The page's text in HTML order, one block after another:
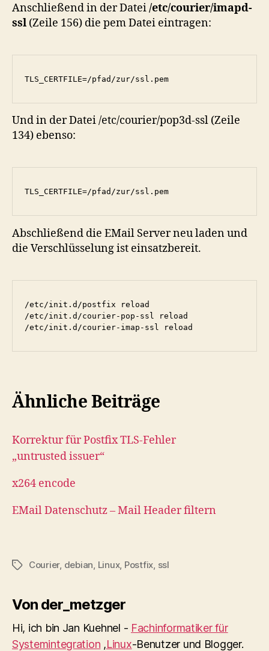
Anschließend in der Datei/etc/courier/imapd-
ssl (Zeile 156) die pem Datei eintragen:
TLS_CERTFILE=/pfad/zur/ssl.pem
Und in der Datei /etc/courier/pop3d-ssl (Zeile
134) ebenso:
TLS_CERTFILE=/pfad/zur/ssl.pem
Abschließend die EMail Server neu laden und
die Verschlüsselung ist einsatzbereit.
/etc/init.d/postfix reload
/etc/init.d/courier-pop-ssl reload
/etc/init.d/courier-imap-ssl reload
Ähnliche Beiträge
Korrektur für Postfix TLS-Fehler
„untrusted issuer“
x264 encode
EMail Datenschutz – Mail Header filtern
Schlagwörter
Courier, debian, Linux, Postfix, ssl
Von der_metzger
Hi, ich bin Jan Kuehnel - Fachinformatiker für
Systemintegration ,Linux-Benutzer und Blogger.